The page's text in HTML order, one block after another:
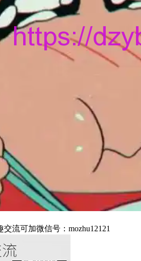
流可加微信号：mozhu12121